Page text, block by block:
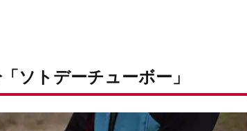
ソトデーチューボー」